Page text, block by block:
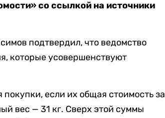
со ссылкой на источники
подтвердил, что ведомство
которые усовершенствуют
если их общая стоимость за
вес — 31 кг. Сверх этой суммы